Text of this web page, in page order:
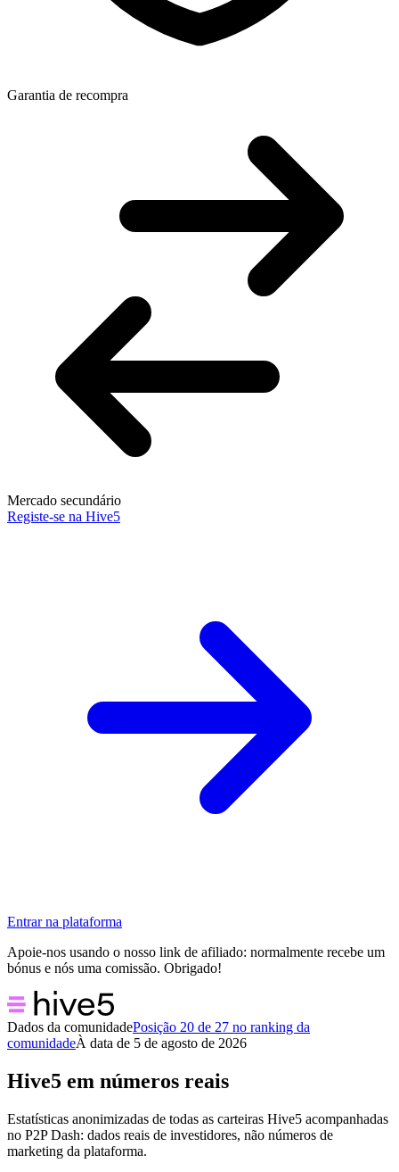
Garantia de recompra
Mercado secundário
Registe-se na Hive5
Entrar na plataforma
Apoie-nos usando o nosso link de afiliado: normalmente recebe um
bónus e nós uma comissão. Obrigado!
Dados da comunidadePosição 20 de 27 no ranking da
comunidadeÀ data de 5 de agosto de 2026
Hive5 em números reais
Estatísticas anonimizadas de todas as carteiras Hive5 acompanhadas
no P2P Dash: dados reais de investidores, não números de
marketing da plataforma.